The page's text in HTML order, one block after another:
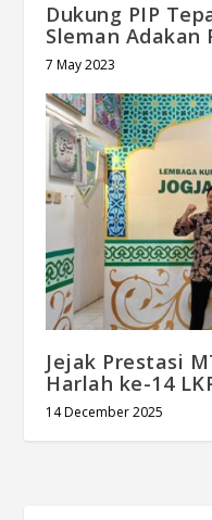
Dukung PIP
Sleman Adakan
7 May 2023
Jejak Prestasi
Harlah ke-14
14 December 2025